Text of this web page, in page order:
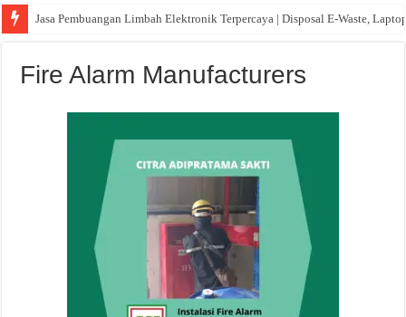
Jasa Pembuangan Limbah Elektronik Terpercaya | Disposal E-Waste,
Fire Alarm Manufacturers